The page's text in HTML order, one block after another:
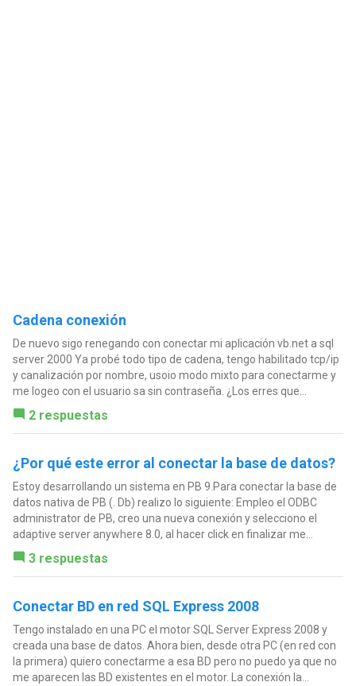
Cadena conexión
De nuevo sigo renegando con conectar mi aplicación vb.net a sql
server 2000 Ya probé todo tipo de cadena, tengo habilitado tcp/ip
y canalización por nombre, usoio modo mixto para conectarme y
me logeo con el usuario sa sin contraseña. ¿Los erres que...
2 respuestas
¿Por qué este error al conectar la base de datos?
Estoy desarrollando un sistema en PB 9.Para conectar la base de
datos nativa de PB (. Db) realizo lo siguiente: Empleo el ODBC
administrator de PB, creo una nueva conexión y selecciono el
adaptive server anywhere 8.0, al hacer click en finalizar me...
3 respuestas
Conectar BD en red SQL Express 2008
Tengo instalado en una PC el motor SQL Server Express 2008 y
creada una base de datos. Ahora bien, desde otra PC (en red con
la primera) quiero conectarme a esa BD pero no puedo ya que no
me aparecen las BD existentes en el motor. La conexión la...